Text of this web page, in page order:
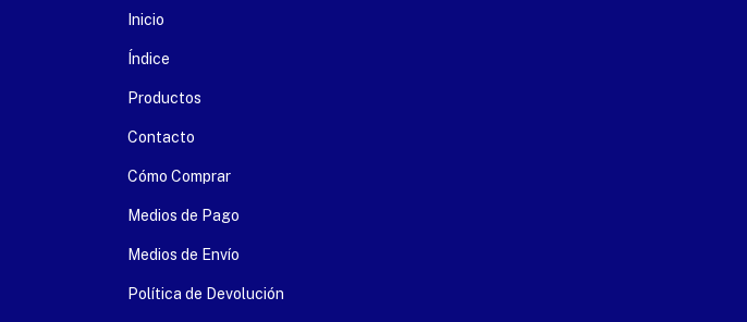
Inicio
Índice
Productos
Contacto
Cómo Comprar
Medios de Pago
Medios de Envío
Política de Devolución